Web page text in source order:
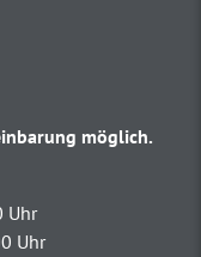
möglich.
Uhr
Uhr